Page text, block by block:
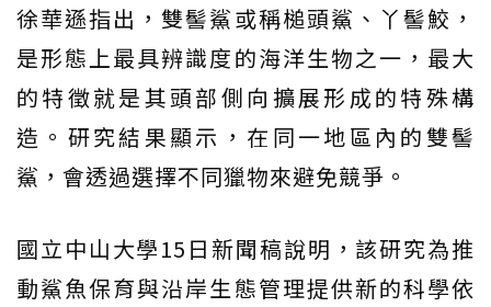
徐華遜指出，雙髻鯊或稱槌頭鯊、丫髻鮫，
是形態上最具辨識度的海洋生物之一，最大
的特徵就是其頭部側向擴展形成的特殊構
造。研究結果顯示，在同一地區內的雙髻
鯊，會透過選擇不同獵物來避免競爭。
國立中山大學15日新聞稿說明，該研究為推
動鯊魚保育與沿岸生態管理提供新的科學依